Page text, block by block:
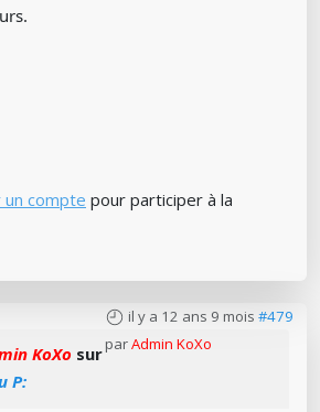
un compte pour participer à la
il y a 12 ans 9 mois #479
parAdmin KoXo
KoXo sur
P: